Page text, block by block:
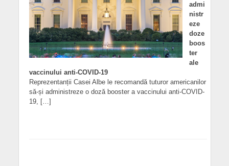
admi
nistr
eze
doze
boos
ter
ale
vaccinului anti-COVID-19
Reprezentanții Casei Albe le recomandă tuturor americanilor
să-și administreze o doză booster a vaccinului anti-COVID-
19, […]